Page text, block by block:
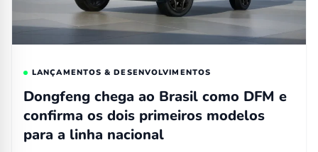
LANÇAMENTOS & DESENVOLVIMENTOS
Dongfeng chega ao Brasil como DFM e
confirma os dois primeiros modelos
para a linha nacional